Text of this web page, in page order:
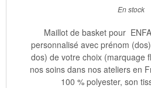
En stock
Maillot de basket pour
personnalisé avec prénom
dos) de votre choix (marquage
nos soins dans nos ateliers en
100 % polyester, son